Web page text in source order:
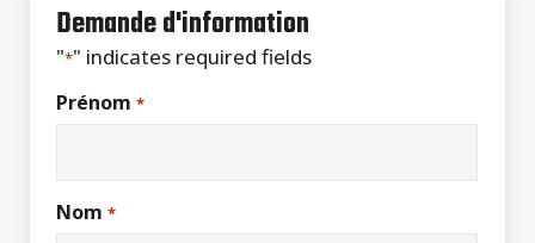
Demande d'information
"*" indicates required fields
Prénom *
Nom *